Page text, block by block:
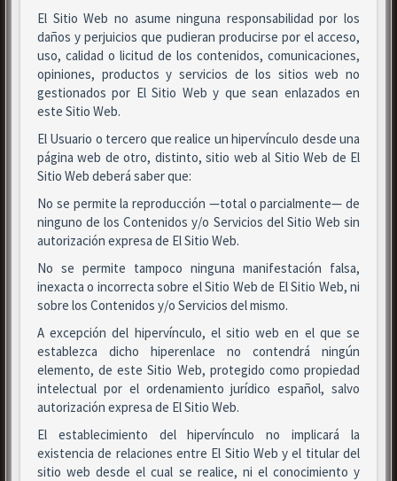
El Sitio Web no asume ninguna responsabilidad por los
daños y perjuicios que pudieran producirse por el acceso,
uso, calidad o licitud de los contenidos, comunicaciones,
opiniones, productos y servicios de los sitios web no
gestionados por El Sitio Web y que sean enlazados en
este Sitio Web.
El Usuario o tercero que realice un hipervínculo desde una
página web de otro, distinto, sitio web al Sitio Web de El
Sitio Web deberá saber que:
No se permite la reproducción —total o parcialmente— de
ninguno de los Contenidos y/o Servicios del Sitio Web sin
autorización expresa de El Sitio Web.
No se permite tampoco ninguna manifestación falsa,
inexacta o incorrecta sobre el Sitio Web de El Sitio Web, ni
sobre los Contenidos y/o Servicios del mismo.
A excepción del hipervínculo, el sitio web en el que se
establezca dicho hiperenlace no contendrá ningún
elemento, de este Sitio Web, protegido como propiedad
intelectual por el ordenamiento jurídico español, salvo
autorización expresa de El Sitio Web.
El establecimiento del hipervínculo no implicará la
existencia de relaciones entre El Sitio Web y el titular del
sitio web desde el cual se realice, ni el conocimiento y